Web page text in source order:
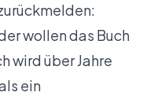
wollen das Buch
wird über Jahre
ein